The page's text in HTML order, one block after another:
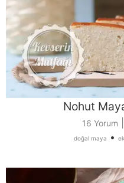
Nohut
16 Yorum
doğal maya •